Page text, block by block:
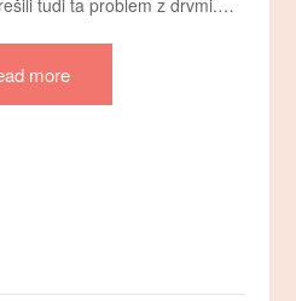
tudi ta problem z drvmi.…
more